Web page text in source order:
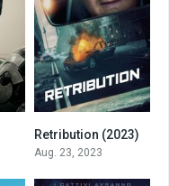
5.3
Retribution (2023)
Aug. 23, 2023